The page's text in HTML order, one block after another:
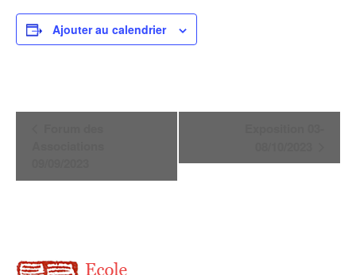
Ajouter au calendrier